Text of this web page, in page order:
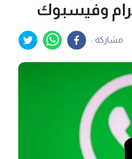
وفيسبوك
مشاركة :